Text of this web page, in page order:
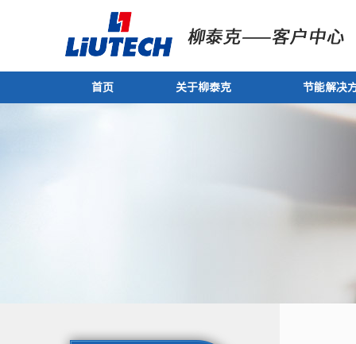
首页 关于柳泰克 节能解决